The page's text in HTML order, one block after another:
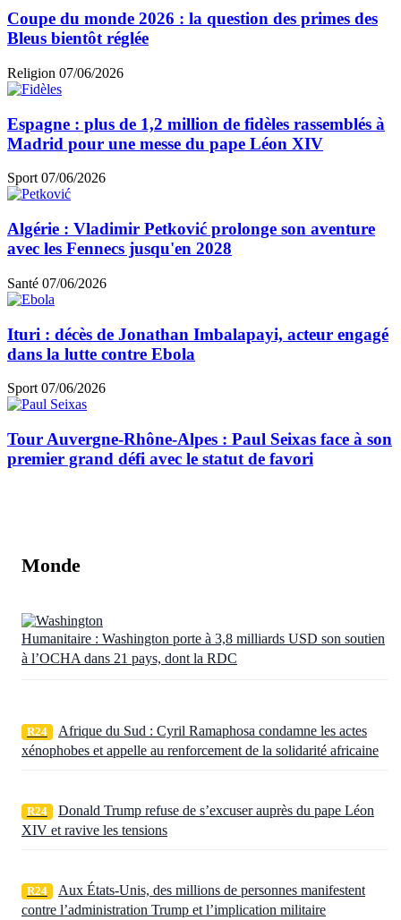
Coupe du monde 2026 : la question des primes des
Bleus bientôt réglée
Religion 07/06/2026
Espagne : plus de 1,2 million de fidèles rassemblés à
Madrid pour une messe du pape Léon XIV
Sport 07/06/2026
Algérie : Vladimir Petković prolonge son aventure
avec les Fennecs jusqu'en 2028
Santé 07/06/2026
Ituri : décès de Jonathan Imbalapayi, acteur engagé
dans la lutte contre Ebola
Sport 07/06/2026
Tour Auvergne-Rhône-Alpes : Paul Seixas face à son
premier grand défi avec le statut de favori
Monde
Humanitaire : Washington porte à 3,8 milliards USD son soutien
à l’OCHA dans 21 pays, dont la RDC
R24
Afrique du Sud : Cyril Ramaphosa condamne les actes
xénophobes et appelle au renforcement de la solidarité africaine
R24
Donald Trump refuse de s’excuser auprès du pape Léon
XIV et ravive les tensions
R24
Aux États‑Unis, des millions de personnes manifestent
contre l’administration Trump et l’implication militaire